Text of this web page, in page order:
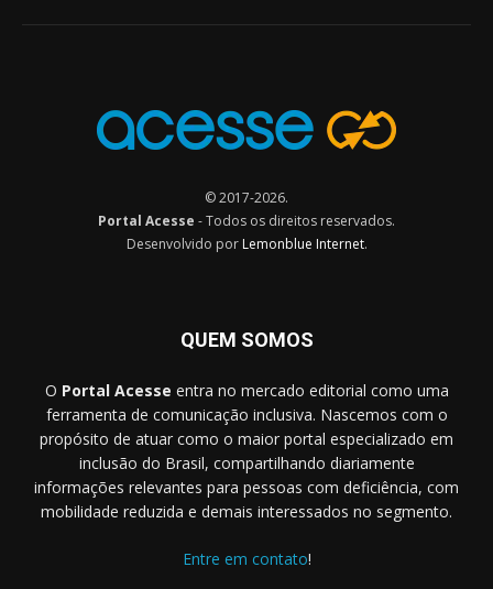
© 2017-2026.
Portal Acesse - Todos os direitos reservados.
Desenvolvido por Lemonblue Internet.
QUEM SOMOS
O Portal Acesse entra no mercado editorial como uma
ferramenta de comunicação inclusiva. Nascemos com o
propósito de atuar como o maior portal especializado em
inclusão do Brasil, compartilhando diariamente
informações relevantes para pessoas com deficiência, com
mobilidade reduzida e demais interessados no segmento.
Entre em contato!